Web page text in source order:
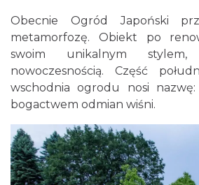
Obecnie Ogród Japoński
metamorfozę. Obiekt po
swoim unikalnym stylem,
nowoczesnością. Część
wschodnia ogrodu nosi nazwę:
bogactwem odmian wiśni.